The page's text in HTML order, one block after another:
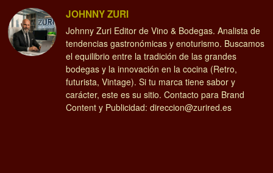
JOHNNY ZURI
Johnny Zuri Editor de Vino & Bodegas. Analista de
tendencias gastronómicas y enoturismo. Buscamos
el equilibrio entre la tradición de las grandes
bodegas y la innovación en la cocina (Retro,
futurista, Vintage). Si tu marca tiene sabor y
carácter, este es su sitio. Contacto para Brand
Content y Publicidad: direccion@zurired.es